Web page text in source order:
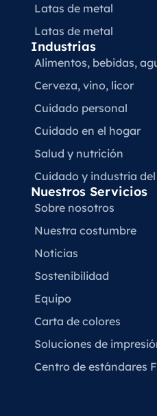
Latas de metal
Latas de metal
Industrias
Alimentos, bebidas,
Cerveza, vino, licor
Cuidado personal
Cuidado en el hogar
Salud y nutrición
Cuidado y industria
Nuestros Servicios
Sobre nosotros
Nuestra costumbre
Noticias
Sostenibilidad
Equipo
Carta de colores
Soluciones de
Centro de estándares